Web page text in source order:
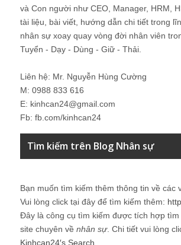
và Con người như CEO, Manager, HRM,
tài liệu, bài viết, hướng dẫn chi tiết trong
nhân sự xoay quay vòng đời nhân viên
Tuyển - Dạy - Dùng - Giữ - Thải.
Liên hệ: Mr. Nguyễn Hùng Cường
M: 0988 833 616
E: kinhcan24@gmail.com
Fb: fb.com/kinhcan24
Tìm kiếm trên Blog Nhân sự
Bạn muốn tìm kiếm thêm thông tin về các
Vui lòng click tại đây để tìm kiếm thêm:
Đây là công cụ tìm kiếm được tích hợp tìm
site chuyên về nhân sự. Chi tiết vui lòng
Kinhcan24′s Search